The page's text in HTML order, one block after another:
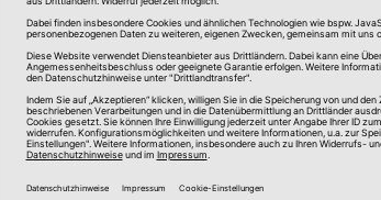
*Alle Preise in Euro, inkl. gesetzlicher